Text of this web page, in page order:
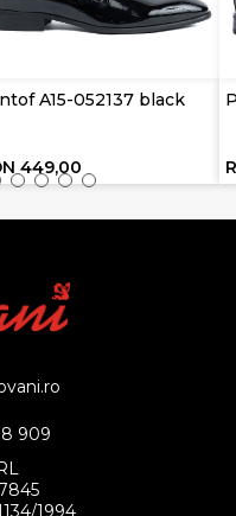
A15-052137 black
449,00
909
1994